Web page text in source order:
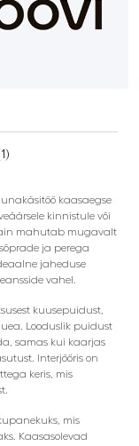
kaasaegse
kinnistule või
mahutab mugavalt
ja perega
jaheduse
vahel.
kuusepuidust,
Looduslik puidust
samas kui kaarjas
Interjööris on
keris, mis
mis
Kaasasolevad